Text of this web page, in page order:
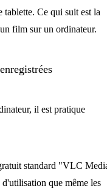
tablette. Ce qui suit est la
film sur un ordinateur.
il est pratique
standard "VLC
que même les